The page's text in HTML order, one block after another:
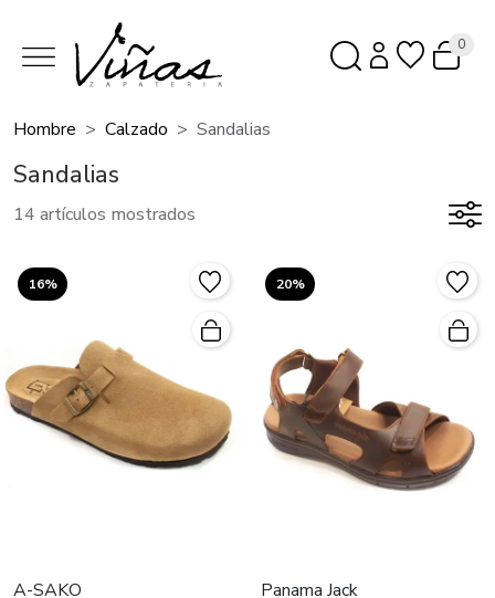
0
Hombre Calzado Sandalias
Sandalias
14 artículos mostrados
16%
A-SAKO
20%
Panama Jack